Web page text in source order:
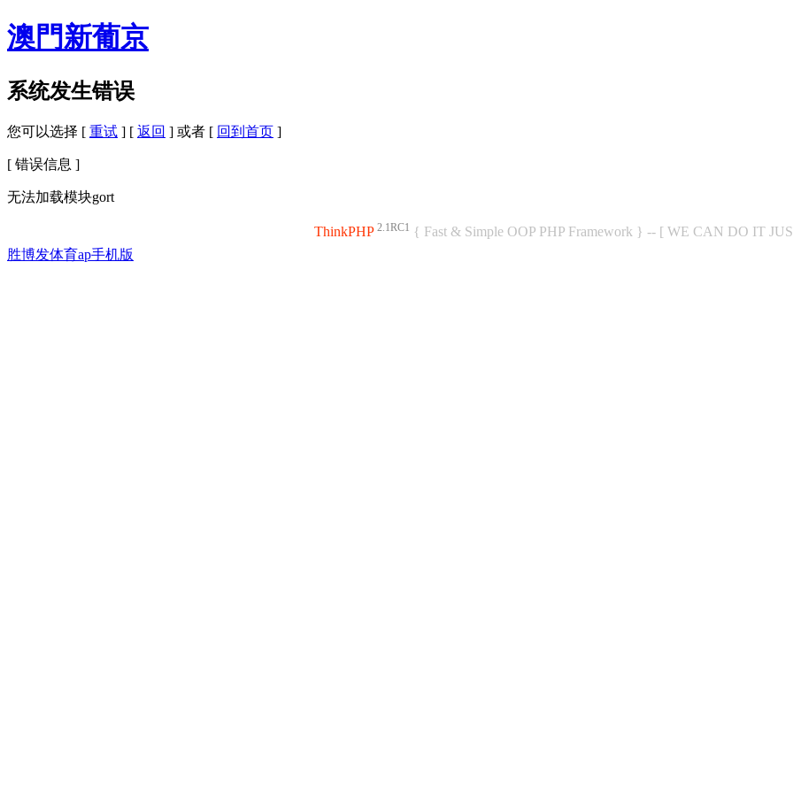
澳門新葡京
系统发生错误
您可以选择 [ 重试 ] [ 返回 ] 或者 [ 回到首页 ]
[ 错误信息 ]
无法加载模块gort
ThinkPHP 2.1RC1 { Fast & Simple OOP PHP Framework } -- [ WE CAN DO IT
胜博发体育ap手机版